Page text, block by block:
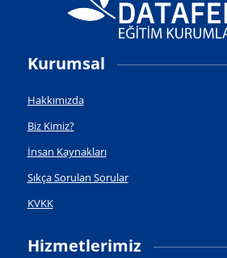
Kurumsal
Hakkımızda
Biz Kimiz?
İnsan Kaynakları
Sıkça Sorulan Sorular
KVKK
Hizmetlerimiz